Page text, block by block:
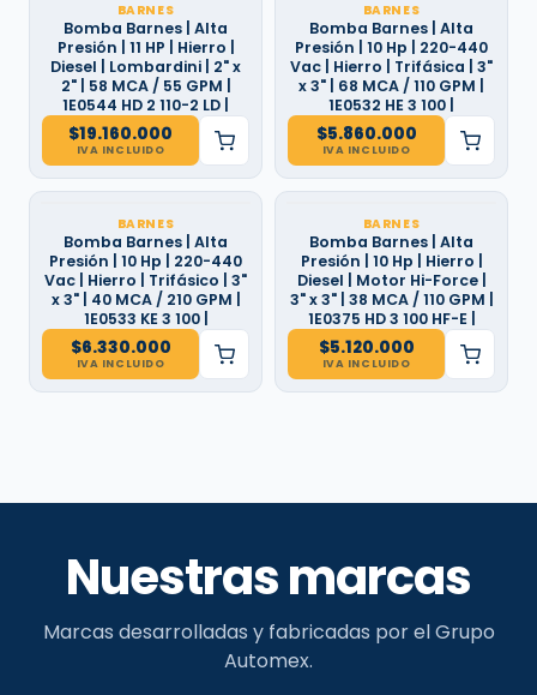
BARNES
Bomba Barnes | Alta
Presión | 11 HP | Hierro |
Diesel | Lombardini | 2" x
2" | 58 MCA / 55 GPM |
1E0544 HD 2 110-2 LD |
$19.160.000
IVA INCLUIDO
BARNES
Bomba Barnes | Alta
Presión | 10 Hp | 220-440
Vac | Hierro | Trifásica | 3"
x 3" | 68 MCA / 110 GPM |
1E0532 HE 3 100 |
$5.860.000
IVA INCLUIDO
BARNES
Bomba Barnes | Alta
Presión | 10 Hp | 220-440
Vac | Hierro | Trifásico | 3"
x 3" | 40 MCA / 210 GPM |
1E0533 KE 3 100 |
$6.330.000
IVA INCLUIDO
BARNES
Bomba Barnes | Alta
Presión | 10 Hp | Hierro |
Diesel | Motor Hi-Force |
3" x 3" | 38 MCA / 110 GPM |
1E0375 HD 3 100 HF-E |
$5.120.000
IVA INCLUIDO
Nuestras marcas
Marcas desarrolladas y fabricadas por el Grupo
Automex.